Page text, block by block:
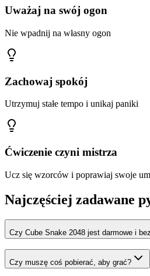
Uważaj na swój ogon
Nie wpadnij na własny ogon
Zachowaj spokój
Utrzymuj stałe tempo i unikaj paniki
Ćwiczenie czyni mistrza
Ucz się wzorców i poprawiaj swoje
Najczęściej zadawane
Czy Cube Snake 2048 jest darmowe i
Czy muszę coś pobierać, aby grać?